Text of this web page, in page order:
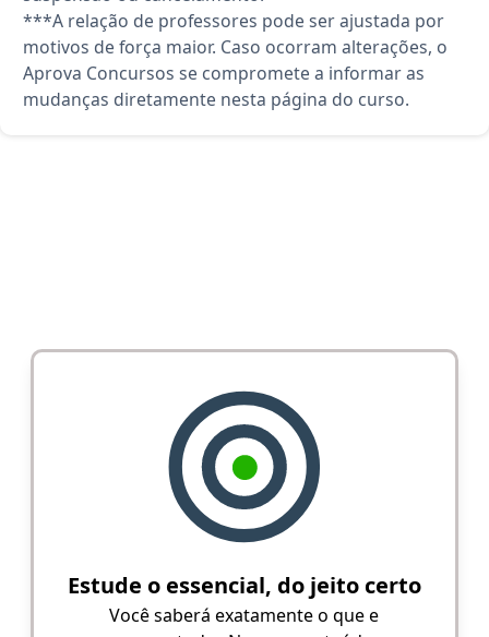
***A relação de professores pode ser ajustada por
motivos de força maior. Caso ocorram alterações, o
Aprova Concursos se compromete a informar as
mudanças diretamente nesta página do curso.
Estude o essencial, do jeito certo
Você saberá exatamente o que e